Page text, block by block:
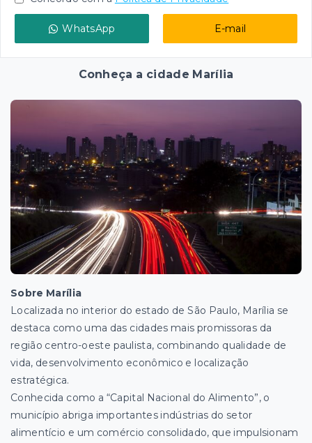
WhatsApp E-mail
Conheça a cidade Marília
Sobre Marília
Localizada no interior do estado de São Paulo, Marília se
destaca como uma das cidades mais promissoras da
região centro-oeste paulista, combinando qualidade de
vida, desenvolvimento econômico e localização
estratégica.
Conhecida como a “Capital Nacional do Alimento”, o
município abriga importantes indústrias do setor
alimentício e um comércio consolidado, que impulsionam